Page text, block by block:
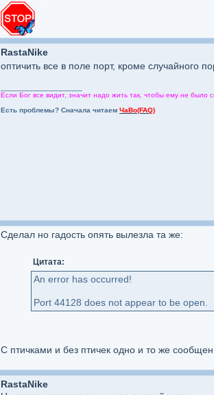
RastaNike
оптичить все в поле порт, кроме случайного
Если Бог все видит, значит надо жить так, чтобы ему не было
Есть проблемы? Сначала читаем ЧаВо(FAQ)
Сделал но гадость опять вылезла та же:
Цитата:
An error has occurred!
Port 44128 does not appear to be open.
С птичками и без птичек одно и то же
RastaNike